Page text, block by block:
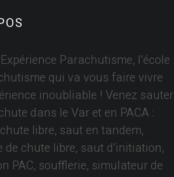
Parachutisme, l’école
qui va vous faire vivre
inoubliable ! Venez sauter
dans le Var et en PACA :
libre, saut en tandem,
de chute libre, saut d’initiation,
PAC, soufflerie, simulateur de